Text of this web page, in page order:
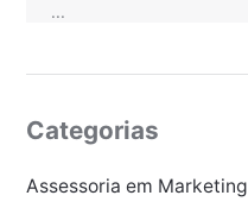
...
Categorias
Assessoria em Marketing